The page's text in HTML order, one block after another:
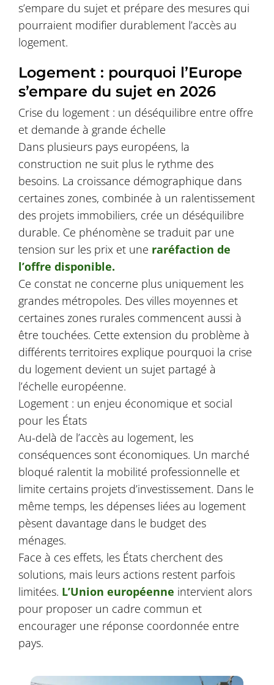
s’empare du sujet et prépare des mesures qui
pourraient modifier durablement l’accès au
logement.
Logement : pourquoi l’Europe
s’empare du sujet en 2026
Crise du logement : un déséquilibre entre offre
et demande à grande échelle
Dans plusieurs pays européens, la
construction ne suit plus le rythme des
besoins. La croissance démographique dans
certaines zones, combinée à un ralentissement
des projets immobiliers, crée un déséquilibre
durable. Ce phénomène se traduit par une
tension sur les prix et une raréfaction de
l’offre disponible.
Ce constat ne concerne plus uniquement les
grandes métropoles. Des villes moyennes et
certaines zones rurales commencent aussi à
être touchées. Cette extension du problème à
différents territoires explique pourquoi la crise
du logement devient un sujet partagé à
l’échelle européenne.
Logement : un enjeu économique et social
pour les États
Au-delà de l’accès au logement, les
conséquences sont économiques. Un marché
bloqué ralentit la mobilité professionnelle et
limite certains projets d’investissement. Dans le
même temps, les dépenses liées au logement
pèsent davantage dans le budget des
ménages.
Face à ces effets, les États cherchent des
solutions, mais leurs actions restent parfois
limitées. L’Union européenne intervient alors
pour proposer un cadre commun et
encourager une réponse coordonnée entre
pays.